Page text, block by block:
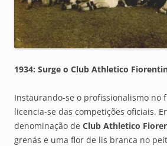
1934: Surge o Club Athletico
Instaurando-se o profissionalismo no
licencia-se das competições oficiais.
denominação de Club Athletico
grenás e uma flor de lis branca no